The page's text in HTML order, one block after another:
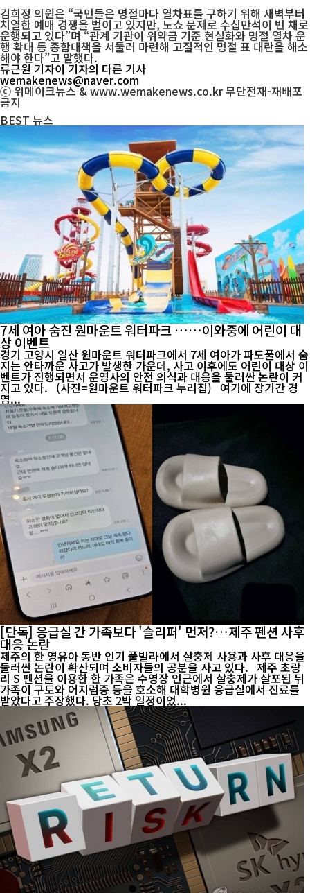
김희정 의원은 “국민들은 명절마다 열차표를 구하기 위해 새벽부터
치열한 예매 경쟁을 벌이고 있지만, 노쇼 문제로 수십만석이 빈 채로
운행되고 있다”며 “관계 기관이 위약금 기준 현실화와 명절 열차 운
행 확대 등 종합대책을 서둘러 마련해 고질적인 명절 표 대란을 해소
해야 한다”고 말했다.
류근원 기자이 기자의 다른 기사
wemakenews@naver.com
ⓒ 위메이크뉴스 & www.wemakenews.co.kr 무단전재-재배포
금지
BEST 뉴스
7세 여아 숨진 원마운트 워터파크 ……이와중에 어린이 대
상 이벤트
경기 고양시 일산 원마운트 워터파크에서 7세 여아가 파도풀에서 숨
지는 안타까운 사고가 발생한 가운데, 사고 이후에도 어린이 대상 이
벤트가 진행되면서 운영사의 안전 의식과 대응을 둘러싼 논란이 커
지고 있다. (사진=원마운트 워터파크 누리집) 여기에 장기간 경
영...
[단독] 응급실 간 가족보다 '슬리퍼' 먼저?…제주 펜션 사후
대응 논란
제주의 한 영유아 동반 인기 풀빌라에서 살충제 사용과 사후 대응을
둘러싼 논란이 확산되며 소비자들의 공분을 사고 있다. 제주 초랑
리 S 펜션을 이용한 한 가족은 수영장 인근에서 살충제가 살포된 뒤
가족이 구토와 어지럼증 등을 호소해 대학병원 응급실에서 진료를
받았다고 주장했다. 당초 2박 일정이었...